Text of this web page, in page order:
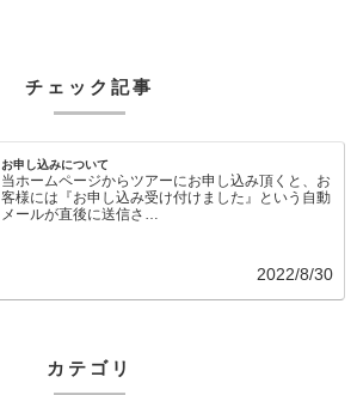
チェック記事
お申し込みについて
当ホームページからツアーにお申し込み頂くと、お
客様には『お申し込み受け付けました』という自動
メールが直後に送信さ…
2022/8/30
カテゴリ